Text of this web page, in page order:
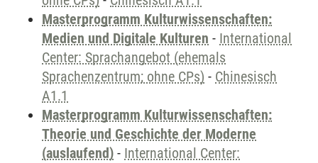
Masterprogramm Kulturwissenschaften:
Medien und Digitale Kulturen - International
Center: Sprachangebot (ehemals
Sprachenzentrum; ohne CPs) - Chinesisch
A1.1
Masterprogramm Kulturwissenschaften:
Theorie und Geschichte der Moderne
(auslaufend) - International Center: